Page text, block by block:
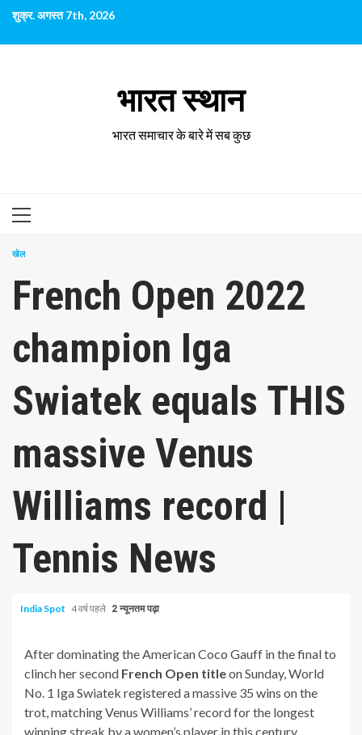
छोड़कर
सामग्री
पर
शुक्र. अगस्त 7th, 2026
भारत स्थान
भारत समाचार के बारे में सब कुछ
प्राथमिक
खेल
French Open 2022
champion Iga
Swiatek equals THIS
massive Venus
Williams record |
Tennis News
India Spot 4 वर्ष पहले 2 न्यूनतम पढ़ा
After dominating the American Coco Gauff in the final to
clinch her second French Open titleon Sunday, World
No. 1 Iga Swiatek registered a massive 35 wins on the
trot, matching Venus Williams’ record for the longest
winning streak by a women’s player in this century.